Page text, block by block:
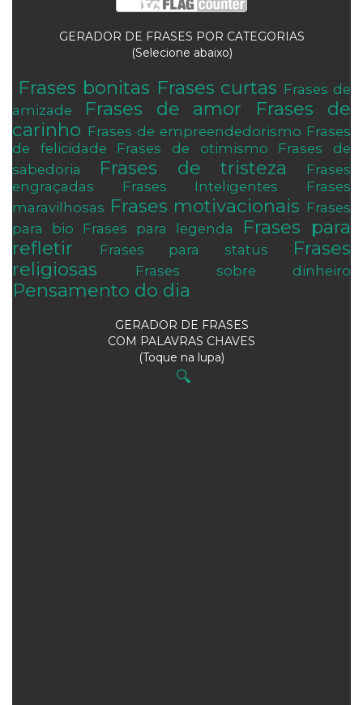
GERADOR DE FRASES POR CATEGORIAS
(Selecione abaixo)
Frases bonitas Frases curtas Frases de
amizade
Frases de amor
Frases de
carinho Frases de empreendedorismo Frases
de felicidade
Frases de otimismo
Frases de
sabedoria
Frases de tristeza
Frases
engraçadas
Frases Inteligentes
Frases
maravilhosas Frases motivacionais Frases
para bio
Frases para legenda
Frases para
refletir
Frases para status
Frases
religiosas
Frases sobre dinheiro
Pensamento do dia
GERADOR DE FRASES
COM PALAVRAS CHAVES
(Toque na lupa)
🔍